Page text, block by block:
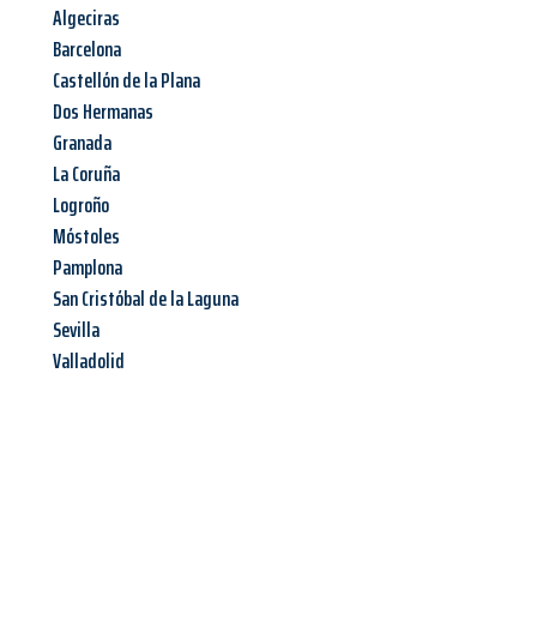
Algeciras
Barcelona
Castellón de la Plana
Dos Hermanas
Granada
La Coruña
Logroño
Móstoles
Pamplona
San Cristóbal de la Laguna
Sevilla
Valladolid